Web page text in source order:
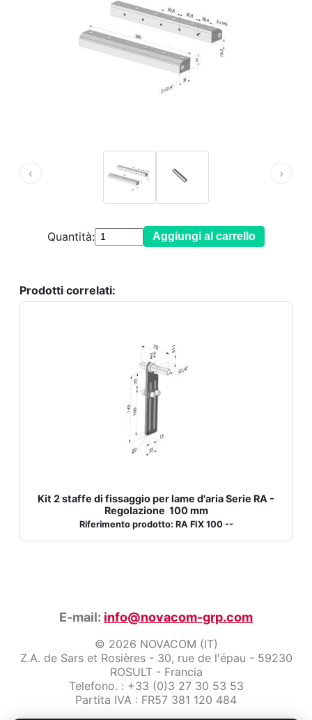
‹ ›
Quantità: Aggiungi al carrello
Prodotti correlati:
Kit 2 staffe di fissaggio per lame d'aria Serie RA -
Regolazione 100 mm
Riferimento prodotto: RA FIX 100 --
E-mail: info@novacom-grp.com
© 2026 NOVACOM (IT)
Z.A. de Sars et Rosières - 30, rue de l'épau - 59230
ROSULT - Francia
Telefono. : +33 (0)3 27 30 53 53
Partita IVA : FR57 381 120 484